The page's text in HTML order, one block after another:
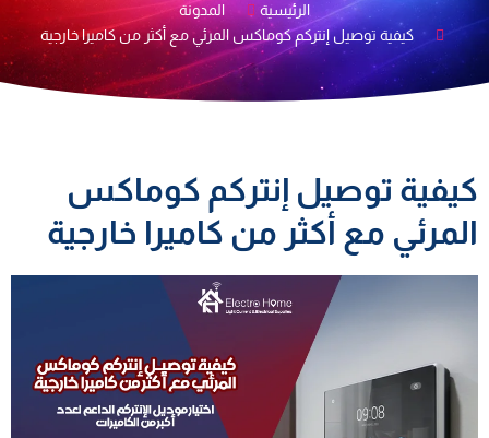
الرئيسية
المدونة
كيفية توصيل إنتركم كوماكس المرئي مع أكثر من كاميرا خارجية
كيفية توصيل إنتركم كوماكس
المرئي مع أكثر من كاميرا خارجية